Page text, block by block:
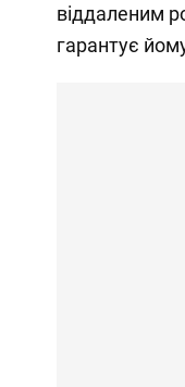
віддаленим
гарантує